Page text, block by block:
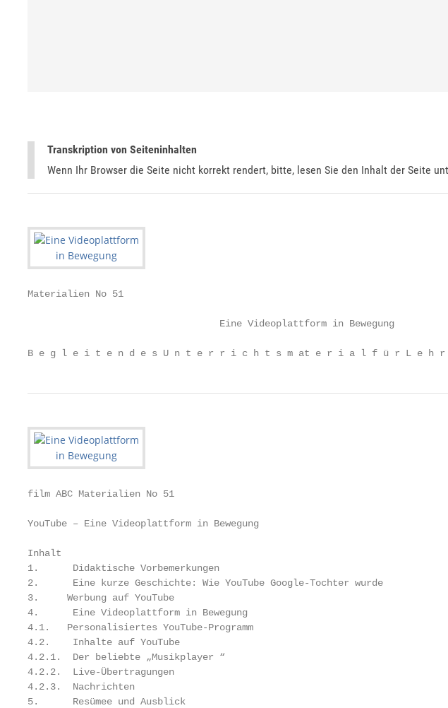
Transkription von Seiteninhalten
Wenn Ihr Browser die Seite nicht korrekt rendert, bitte, lesen Sie den Inhalt der Seite
Materialien No 51
                                  Eine Videoplattform in Bewegung
B e g l e i t e n d e s U n t e r r i c h t s m at e r i a l f ü r L e h r
film ABC Materialien No 51
YouTube – Eine Videoplattform in Bewegung
Inhalt		                                                                                             Seite
1. 	Didaktische Vorbemerkungen                                                                              1
2. 	Eine kurze Geschichte: Wie YouTube Google-Tochter wurde                                                 2
3.     Werbung auf YouTube
4.	Eine Videoplattform in Bewegung                                                                          3
4.1.   Personalisiertes YouTube-Programm
4.2. 	Inhalte auf YouTube                                                                                   4
4.2.1. 	Der beliebte „Musikplayer “                                                                         5
4.2.2. 	Live-Übertragungen                                                                                  5
4.2.3. 	Nachrichten                                                                                         6
5. 	Resümee und Ausblick                                                                                    7